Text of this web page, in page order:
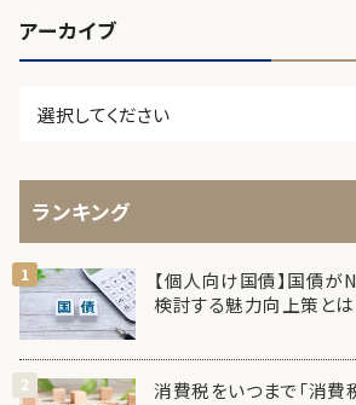
アーカイブ
ランキング
【個人向け国債】国債
検討する魅力向上策とは
消費税をいつまで「消費